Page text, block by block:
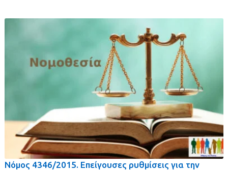
Νόμος 4346/2015. Επείγουσες ρυθμίσεις για την